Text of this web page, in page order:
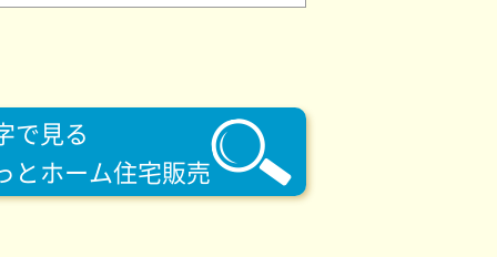
で見る
とホーム住宅販売